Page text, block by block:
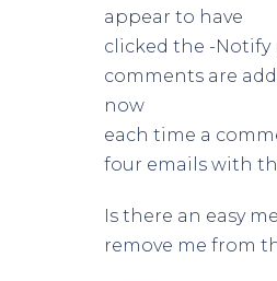
appear to have
clicked the -Notify
comments are
now
each time a
four emails with
Is there an easy
remove me from